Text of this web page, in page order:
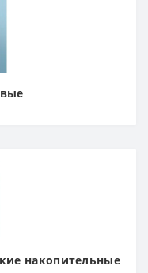
накопительные